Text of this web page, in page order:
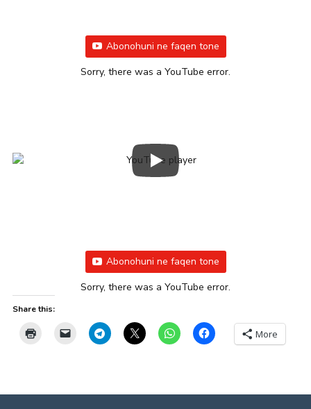
Abonohuni ne faqen tone
Sorry, there was a YouTube error.
Abonohuni ne faqen tone
Sorry, there was a YouTube error.
Share this:
More